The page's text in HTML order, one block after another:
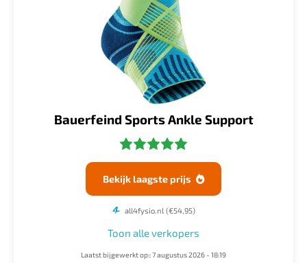
Bauerfeind Sports Ankle Support
Bekijk laagste prijs 
all4fysio.nl (€54,95)
Toon alle verkopers
Laatst bijgewerkt op:: 7 augustus 2026 - 18:19